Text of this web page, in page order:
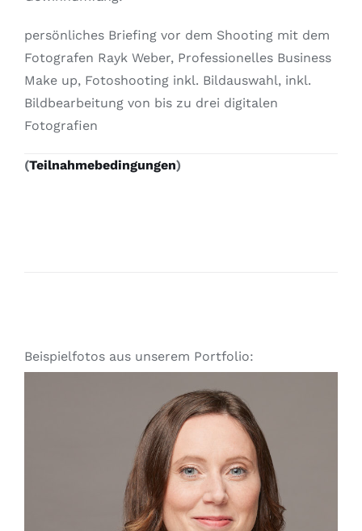
persönliches Briefing vor dem Shooting mit dem
Fotografen Rayk Weber, Professionelles Business
Make up, Fotoshooting inkl. Bildauswahl, inkl.
Bildbearbeitung von bis zu drei digitalen
Fotografien
(Teilnahmebedingungen)
Beispielfotos aus unserem Portfolio: